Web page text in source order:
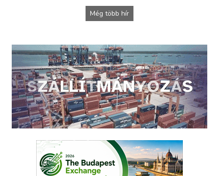
Még több hír